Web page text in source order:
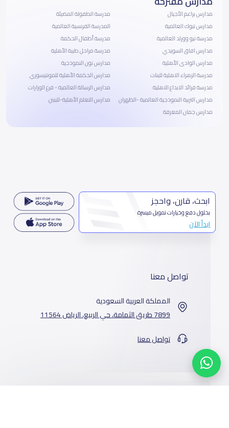
مدارس براعم الأجيال
مدارس تبوك العالمية
مدرسة نيو وورلد العالمية
مدارس افاق السويدي
مدارس الوادى الأهلية
مدرسة الزهراء الاهلية للبنات
مدرسة فرائد الابداع الاهلية
مدارس التربية النموذجية العالمية -الظهران
مدارس جمان المعرفة
مدرسة الطفولة المضيئة
المدرسة الفرنسية العالمية
مدرسة أطفال الحكمة
مدرسة مراحل طيبة الأهلية
مدارس نون النموذجية
مدارس الحكمة الأهلية للمونتيسوري
مدارس الرسالة العالمية - فرع الوزارات
مدارس التعلم الأهلية-للبنين
ابحث، قارن، واحجز
بحلول دفع وخيارات تمويل ميسرة
ابدأ الآن
تواصل معنا
المملكة العربية السعودية
7899 طريق الثمامة، حي الربيع، الرياض 11564
تواصل معنا